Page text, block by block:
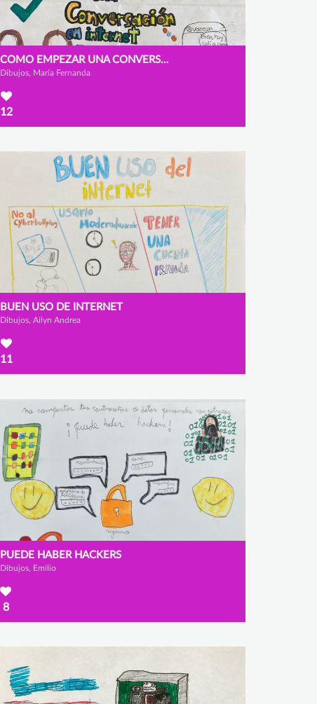
COMO EMPEZAR UNA CONVERSACIÓN EN INTERNET
Dibujos, María Fernanda
12
BUEN USO DE INTERNET
Dibujos, Ailyn Andrea
11
PUEDE HABER HACKERS
Dibujos, Emilio
8